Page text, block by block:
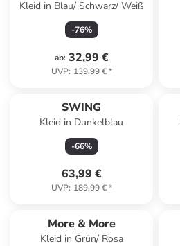
Kleid in Blau/ Schwarz/ Weiß
-76%
ab: 32,99 €
UVP: 139,99 €*
SWING
Kleid in Dunkelblau
-66%
63,99 €
UVP: 189,99 €*
More & More
Kleid in Grün/ Rosa